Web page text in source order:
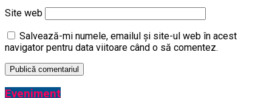
Site web
Salvează-mi numele, emailul și site-ul web în acest
navigator pentru data viitoare când o să comentez.
Eveniment